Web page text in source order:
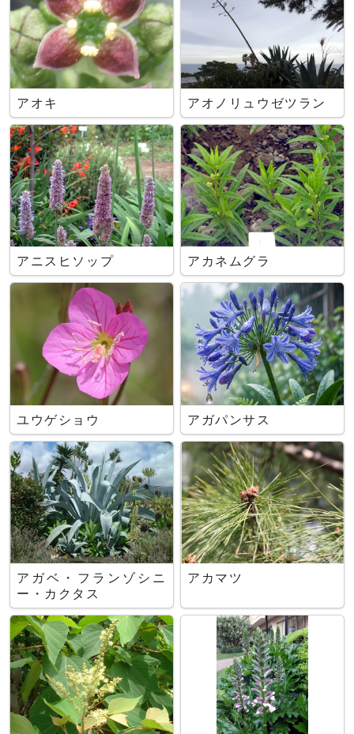
アオキ アオノリュウゼツラン
アニスヒソップ アカネムグラ
ユウゲショウ アガパンサス
アガベ・フランゾシニ
ー・カクタス
アカマツ